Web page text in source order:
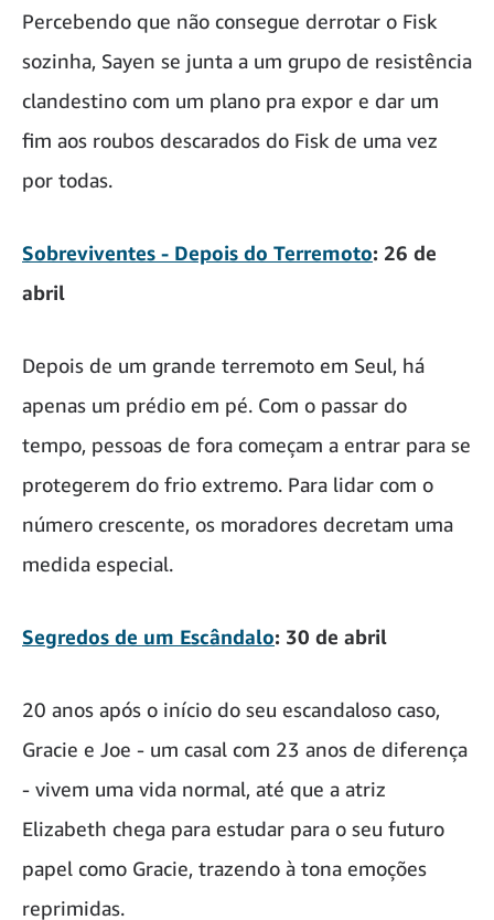
Percebendo que não consegue derrotar o Fisk
sozinha, Sayen se junta a um grupo de resistência
clandestino com um plano pra expor e dar um
fim aos roubos descarados do Fisk de uma vez
por todas.
Sobreviventes - Depois do Terremoto: 26 de
abril
Depois de um grande terremoto em Seul, há
apenas um prédio em pé. Com o passar do
tempo, pessoas de fora começam a entrar para se
protegerem do frio extremo. Para lidar com o
número crescente, os moradores decretam uma
medida especial.
Segredos de um Escândalo: 30 de abril
20 anos após o início do seu escandaloso caso,
Gracie e Joe - um casal com 23 anos de diferença
- vivem uma vida normal, até que a atriz
Elizabeth chega para estudar para o seu futuro
papel como Gracie, trazendo à tona emoções
reprimidas.